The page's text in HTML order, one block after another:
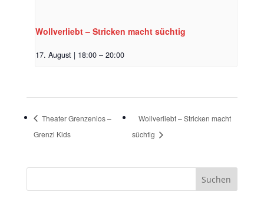
Wollverliebt – Stricken macht süchtig
17. August | 18:00 – 20:00
Theater Grenzenlos –
Grenzi Kids
Wollverliebt – Stricken macht
süchtig